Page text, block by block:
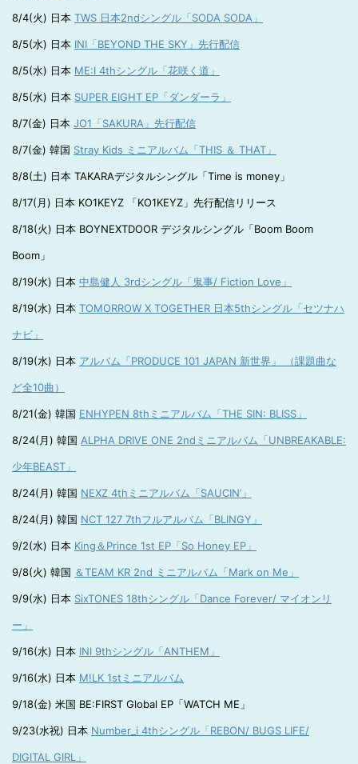
8/4(火) 日本 TWS 日本2ndシングル「SODA SODA」
8/5(水) 日本 INI「BEYOND THE SKY」先行配信
8/5(水) 日本 ME:I 4thシングル「花咲く道」
8/5(水) 日本 SUPER EIGHT EP「ダンダーラ」
8/7(金) 日本 JO1「SAKURA」先行配信
8/7(金) 韓国 Stray Kids ミニアルバム「THIS ＆ THAT」
8/8(土) 日本 TAKARAデジタルシングル「Time is money」
8/17(月) 日本 KO1KEYZ 「KO1KEYZ」先行配信リリース
8/18(火) 日本 BOYNEXTDOOR デジタルシングル「Boom Boom
Boom」
8/19(水) 日本 中島健人 3rdシングル「鬼事/ Fiction Love」
8/19(水) 日本 TOMORROW X TOGETHER 日本5thシングル「セツナハ
ナビ」
8/19(水) 日本 アルバム「PRODUCE 101 JAPAN 新世界」 （課題曲な
ど全10曲）
8/21(金) 韓国 ENHYPEN 8thミニアルバム「THE SIN: BLISS」
8/24(月) 韓国 ALPHA DRIVE ONE 2ndミニアルバム「UNBREAKABLE:
少年BEAST」
8/24(月) 韓国 NEXZ 4thミニアルバム「SAUCIN’」
8/24(月) 韓国 NCT 127 7thフルアルバム「BLINGY」
9/2(水) 日本 King＆Prince 1st EP「So Honey EP」
9/8(火) 韓国 ＆TEAM KR 2nd ミニアルバム「Mark on Me」
9/9(水) 日本 SixTONES 18thシングル「Dance Forever/ マイオンリ
ー」
9/16(水) 日本 INI 9thシングル「ANTHEM」
9/16(水) 日本 M!LK 1stミニアルバム
9/18(金) 米国 BE:FIRST Global EP「WATCH ME」
9/23(水祝) 日本 Number_i 4thシングル「REBON/ BUGS LIFE/
DIGITAL GIRL」